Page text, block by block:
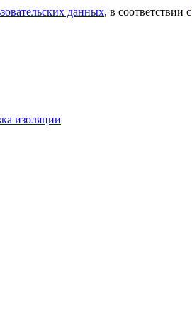
данных, в соответствии с
изоляции